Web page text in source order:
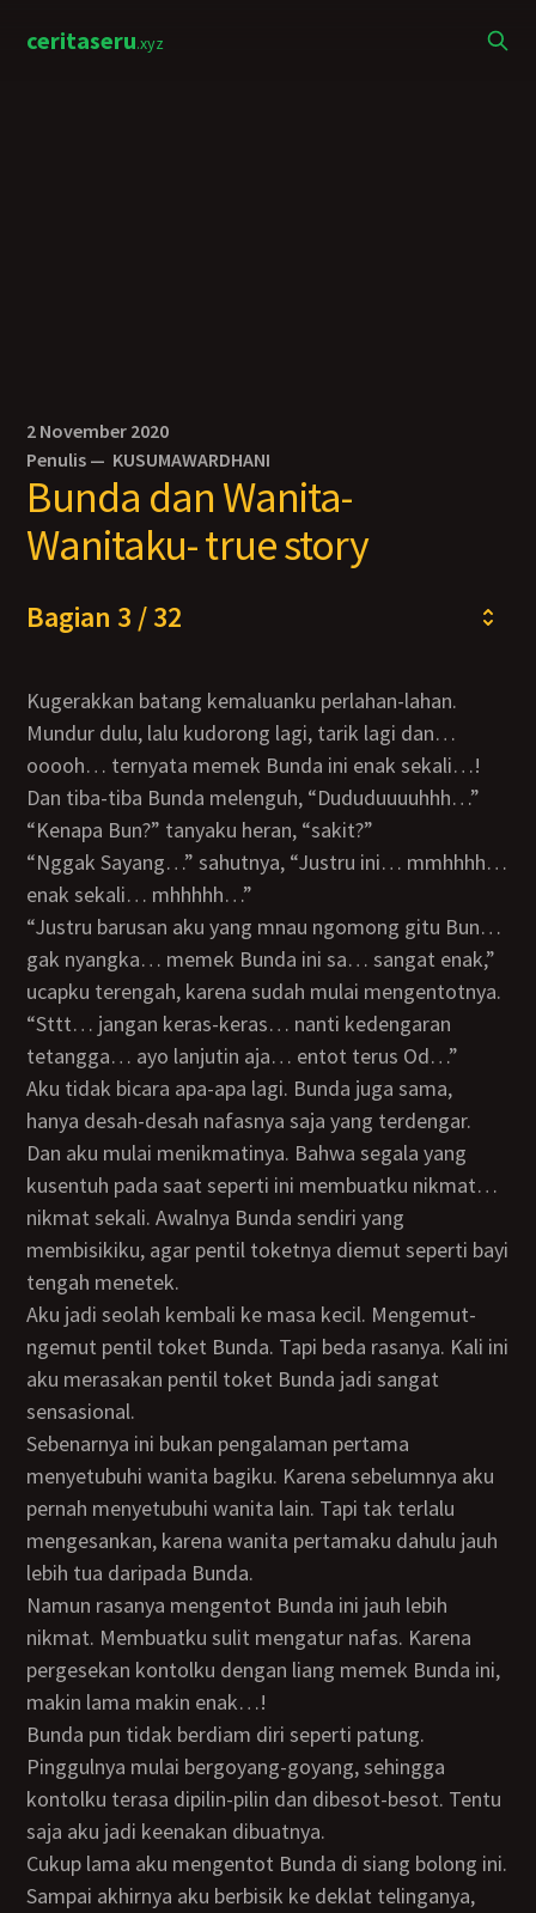
ceritaseru.xyz
2 November 2020
Penulis — KUSUMAWARDHANI
Bunda dan Wanita-
Wanitaku- true story
Bagian 3 / 32
Kugerakkan batang kemaluanku perlahan-lahan.
Mundur dulu, lalu kudorong lagi, tarik lagi dan…
ooooh… ternyata memek Bunda ini enak sekali…!
Dan tiba-tiba Bunda melenguh, “Dududuuuuhhh…”
“Kenapa Bun?” tanyaku heran, “sakit?”
“Nggak Sayang…” sahutnya, “Justru ini… mmhhhh…
enak sekali… mhhhhh…”
“Justru barusan aku yang mnau ngomong gitu Bun…
gak nyangka… memek Bunda ini sa… sangat enak,”
ucapku terengah, karena sudah mulai mengentotnya.
“Sttt… jangan keras-keras… nanti kedengaran
tetangga… ayo lanjutin aja… entot terus Od…”
Aku tidak bicara apa-apa lagi. Bunda juga sama,
hanya desah-desah nafasnya saja yang terdengar.
Dan aku mulai menikmatinya. Bahwa segala yang
kusentuh pada saat seperti ini membuatku nikmat…
nikmat sekali. Awalnya Bunda sendiri yang
membisikiku, agar pentil toketnya diemut seperti bayi
tengah menetek.
Aku jadi seolah kembali ke masa kecil. Mengemut-
ngemut pentil toket Bunda. Tapi beda rasanya. Kali ini
aku merasakan pentil toket Bunda jadi sangat
sensasional.
Sebenarnya ini bukan pengalaman pertama
menyetubuhi wanita bagiku. Karena sebelumnya aku
pernah menyetubuhi wanita lain. Tapi tak terlalu
mengesankan, karena wanita pertamaku dahulu jauh
lebih tua daripada Bunda.
Namun rasanya mengentot Bunda ini jauh lebih
nikmat. Membuatku sulit mengatur nafas. Karena
pergesekan kontolku dengan liang memek Bunda ini,
makin lama makin enak…!
Bunda pun tidak berdiam diri seperti patung.
Pinggulnya mulai bergoyang-goyang, sehingga
kontolku terasa dipilin-pilin dan dibesot-besot. Tentu
saja aku jadi keenakan dibuatnya.
Cukup lama aku mengentot Bunda di siang bolong ini.
Sampai akhirnya aku berbisik ke deklat telinganya,